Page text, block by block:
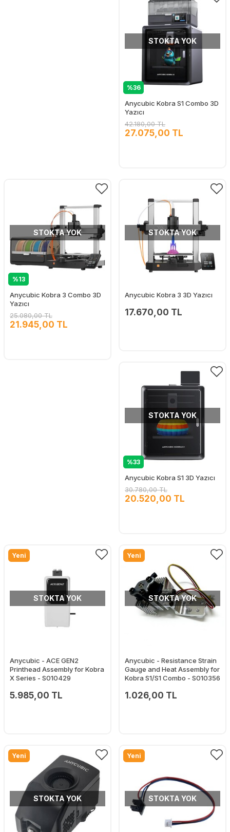
%36
STOKTA YOK
Anycubic Kobra S1 Combo 3D
Yazıcı
42.180,00 TL
27.075,00 TL
%13
STOKTA YOK
Anycubic Kobra 3 Combo 3D
Yazıcı
25.080,00 TL
21.945,00 TL
STOKTA YOK
Anycubic Kobra 3 3D Yazıcı
17.670,00 TL
%33
STOKTA YOK
Anycubic Kobra S1 3D Yazıcı
30.780,00 TL
20.520,00 TL
Yeni
STOKTA YOK
Anycubic - ACE GEN2
Printhead Assembly for Kobra
X Series - S010429
5.985,00 TL
Yeni
STOKTA YOK
Anycubic - Resistance Strain
Gauge and Heat Assembly for
Kobra S1/S1 Combo - S010356
1.026,00 TL
Yeni
STOKTA YOK
Yeni
STOKTA YOK